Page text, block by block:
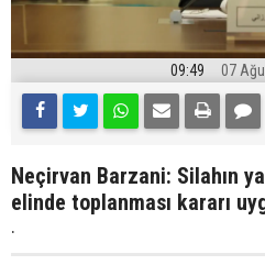
09:49 07
Neçirvan Barzani: Silahın
elinde toplanması kararı
.